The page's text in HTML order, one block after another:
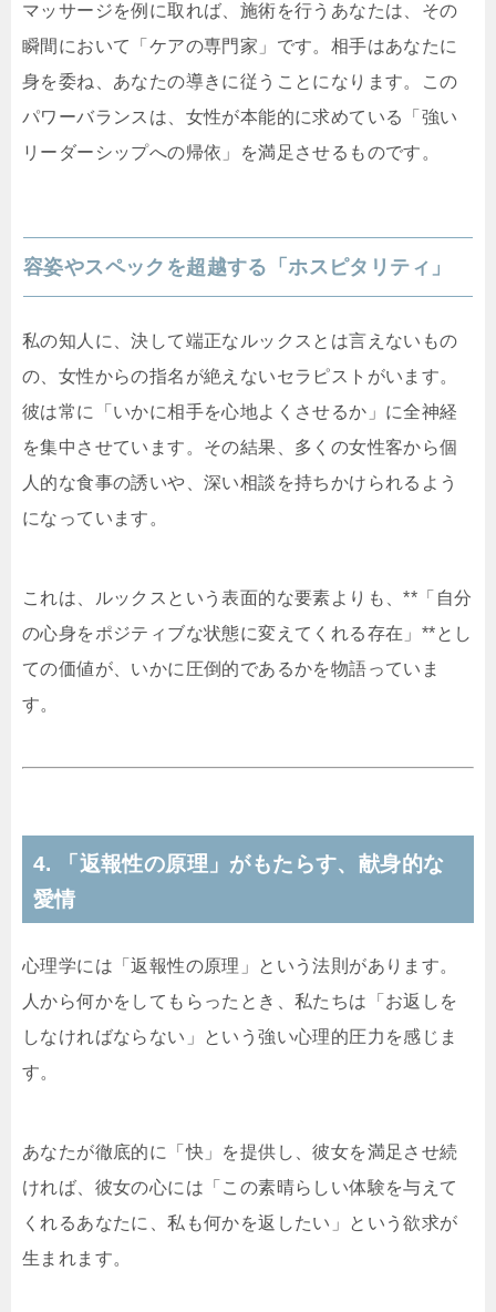
マッサージを例に取れば、施術を行うあなたは、その
瞬間において「ケアの専門家」です。相手はあなたに
身を委ね、あなたの導きに従うことになります。この
パワーバランスは、女性が本能的に求めている「強い
リーダーシップへの帰依」を満足させるものです。
容姿やスペックを超越する「ホスピタリティ」
私の知人に、決して端正なルックスとは言えないもの
の、女性からの指名が絶えないセラピストがいます。
彼は常に「いかに相手を心地よくさせるか」に全神経
を集中させています。その結果、多くの女性客から個
人的な食事の誘いや、深い相談を持ちかけられるよう
になっています。
これは、ルックスという表面的な要素よりも、**「自分
の心身をポジティブな状態に変えてくれる存在」**とし
ての価値が、いかに圧倒的であるかを物語っていま
す。
4. 「返報性の原理」がもたらす、献身的な
愛情
心理学には「返報性の原理」という法則があります。
人から何かをしてもらったとき、私たちは「お返しを
しなければならない」という強い心理的圧力を感じま
す。
あなたが徹底的に「快」を提供し、彼女を満足させ続
ければ、彼女の心には「この素晴らしい体験を与えて
くれるあなたに、私も何かを返したい」という欲求が
生まれます。